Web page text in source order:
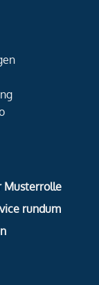
Musterrolle
rundum